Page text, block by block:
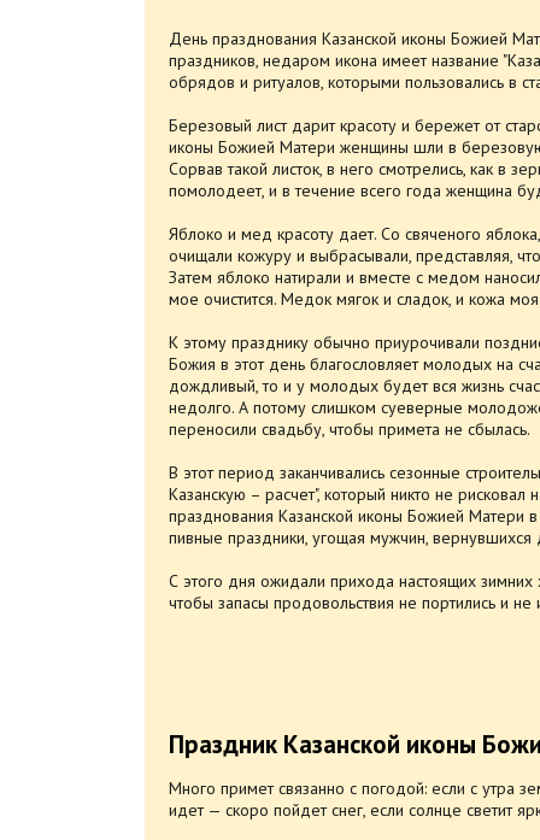
День празднования Казанской иконы Божией
праздников, недаром икона имеет название
обрядов и ритуалов, которыми пользовались в
Березовый лист дарит красоту и бережет от
иконы Божией Матери женщины шли в
Сорвав такой листок, в него смотрелись, как в
помолодеет, и в течение всего года женщина
Яблоко и мед красоту дает. Со свяченого
очищали кожуру и выбрасывали, представляя,
Затем яблоко натирали и вместе с медом
мое очистится. Медок мягок и сладок, и кожа моя
К этому празднику обычно приурочивали
Божия в этот день благословляет молодых на
дождливый, то и у молодых будет вся жизнь
недолго. А потому слишком суеверные
переносили свадьбу, чтобы примета не сбылась.
В этот период заканчивались сезонные
Казанскую – расчет", который никто не
празднования Казанской иконы Божией Матери
пивные праздники, угощая мужчин,
С этого дня ожидали прихода настоящих
чтобы запасы продовольствия не портились и не
Праздник Казанской иконы
Много примет связанно с погодой: если с утра
идет — скоро пойдет снег, если солнце светит